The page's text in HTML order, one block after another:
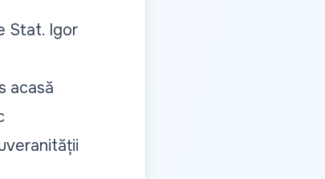
Stat. Igor
acasă